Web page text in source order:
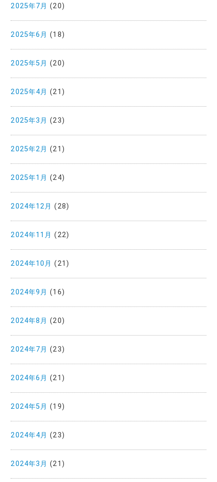
2025年7月 (20)
2025年6月 (18)
2025年5月 (20)
2025年4月 (21)
2025年3月 (23)
2025年2月 (21)
2025年1月 (24)
2024年12月 (28)
2024年11月 (22)
2024年10月 (21)
2024年9月 (16)
2024年8月 (20)
2024年7月 (23)
2024年6月 (21)
2024年5月 (19)
2024年4月 (23)
2024年3月 (21)